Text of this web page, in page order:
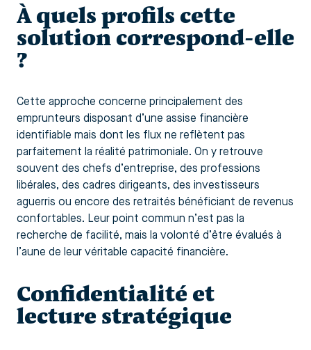
À quels profils cette
solution correspond-elle
?
Cette approche concerne principalement des
emprunteurs disposant d’une assise financière
identifiable mais dont les flux ne reflètent pas
parfaitement la réalité patrimoniale. On y retrouve
souvent des chefs d’entreprise, des professions
libérales, des cadres dirigeants, des investisseurs
aguerris ou encore des retraités bénéficiant de revenus
confortables. Leur point commun n’est pas la
recherche de facilité, mais la volonté d’être évalués à
l’aune de leur véritable capacité financière.
Confidentialité et
lecture stratégique